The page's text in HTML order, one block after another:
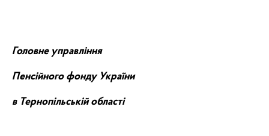
Головне управління
Пенсійного фонду України
в Тернопільській області